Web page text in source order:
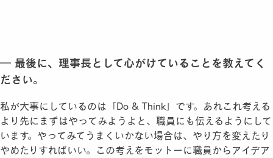
― 最後に、理事長として心がけていることを教えてく
ださい。
私が大事にしているのは「Do & Think」です。あれこれ考える
より先にまずはやってみようよと、職員にも伝えるようにして
います。やってみてうまくいかない場合は、やり方を変えたり
やめたりすればいい。この考えをモットーに職員からアイデア